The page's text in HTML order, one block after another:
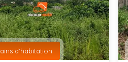
d'habitation